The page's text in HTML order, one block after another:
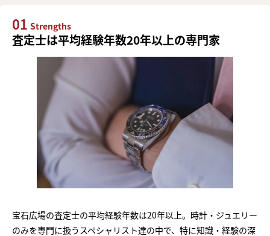
01 Strengths
査定士は平均経験年数20年以上の専門家
宝石広場の査定士の平均経験年数は20年以上。時計・ジュエリー
のみを専門に扱うスペシャリスト達の中で、特に知識・経験の深